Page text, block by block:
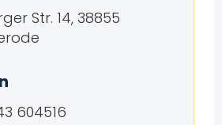
Str. 14, 38855
604516